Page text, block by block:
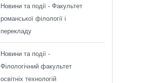
Новини та події - Факультет
романської філології і
перекладу
Новини та події -
Філологічний факультет
освітніх технологій